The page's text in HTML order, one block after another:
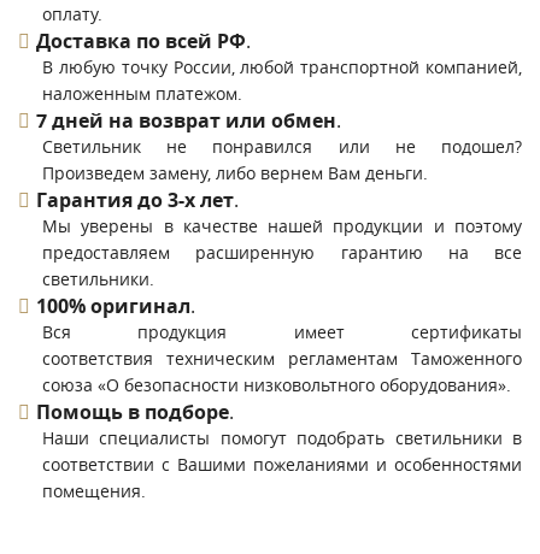
оплату.
Доставка по всей РФ.
В любую точку России, любой транспортной компанией,
наложенным платежом.
7 дней на возврат или обмен.
Светильник не понравился или не подошел?
Произведем замену, либо вернем Вам деньги.
Гарантия до 3-х лет.
Мы уверены в качестве нашей продукции и поэтому
предоставляем расширенную гарантию на все
светильники.
100% оригинал.
Вся продукция имеет сертификаты
соответствия техническим регламентам Таможенного
союза «О безопасности низковольтного оборудования».
Помощь в подборе.
Наши специалисты помогут подобрать светильники в
соответствии с Вашими пожеланиями и особенностями
помещения.